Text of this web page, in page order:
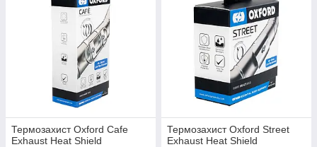
Термозахист Oxford Cafe
Exhaust Heat Shield
Термозахист Oxford Street
Exhaust Heat Shield